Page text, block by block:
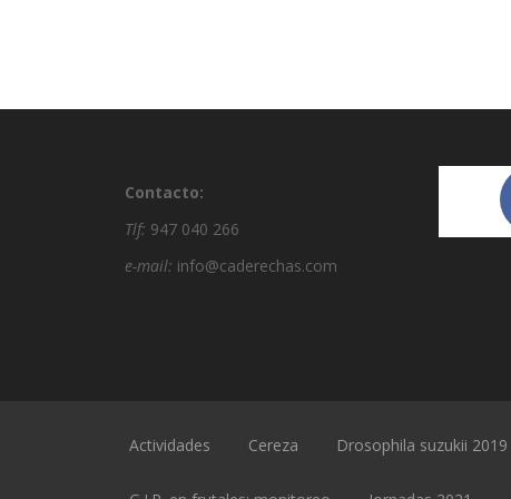
Contacto:
Tlf: 947 040 266
e-mail: info@caderechas.com
Actividades Cereza Drosophila suzukii 2019